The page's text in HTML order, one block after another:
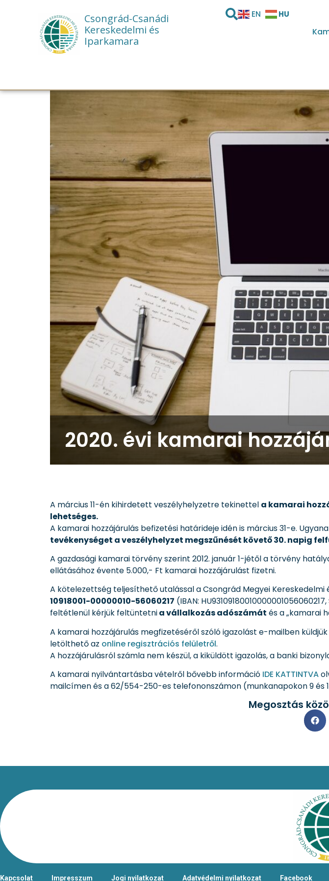
Csongrád-Csanádi
Kereskedelmi és
Iparkamara
EN HU
2020. évi kamarai
A március 11-én kihirdetett veszélyhelyzetre tekinettel a kamarai
lehetséges.
A kamarai hozzájárulás befizetési határideje idén is március 31-e.
tevékenységet a veszélyhelyzet megszűnését követő 30. napig
A gazdasági kamarai törvény szerint 2012. január 1-jétől a törvény
ellátásához évente 5.000,- Ft kamarai hozzájárulást fizetni.
A kötelezettség teljesíthető utalással a Csongrád Megyei
10918001-00000010-56060217 (IBAN:
feltétlenül kérjük feltüntetnia vállalkozás adószámát és a „kamarai
A kamarai hozzájárulás megfizetéséről szóló igazolást e-mailben
letölthető az online regisztrációs felületről.
A hozzájárulásról számla nem készül, a kiküldött igazolás, a banki
A kamarai nyilvántartásba vételről bővebb információ IDE KATTINTVA
mailcímen és a 62/554-250-es telefononszámon (munkanapokon 9 és
Megosztás
Kapcsolat Impresszum Jogi nyilatkozat Adatvédelmi nyilatkozat Facebook